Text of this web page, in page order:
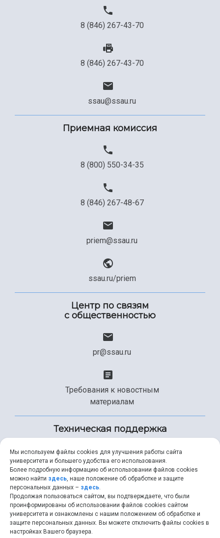
8 (846) 267-43-70
8 (846) 267-43-70
ssau@ssau.ru
Приемная комиссия
8 (800) 550-34-35
8 (846) 267-48-67
priem@ssau.ru
ssau.ru/priem
Центр по связям
с общественностью
pr@ssau.ru
Требования к новостным
материалам
Техническая поддержка
+7 (846) 267-49-99
help@ssau.ru
Мы используем файлы cookies для улучшения работы сайта
университета и большего удобства его использования.
Более подробную информацию об использовании файлов cookies
можно найти здесь, наше положение об обработке и защите
персональных данных – здесь.
Продолжая пользоваться сайтом, вы подтверждаете, что были
проинформированы об использовании файлов cookies сайтом
университета и ознакомлены с нашим положением об обработке и
защите персональных данных. Вы можете отключить файлы cookies в
настройках Вашего браузера.